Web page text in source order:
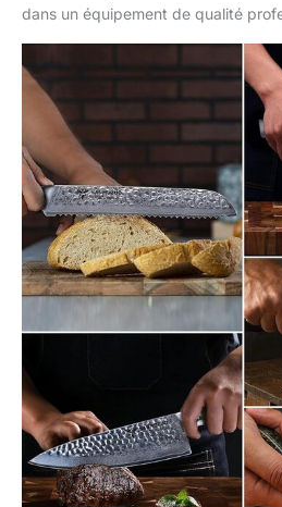
nous
de
clients.
dans un équipement de qualité